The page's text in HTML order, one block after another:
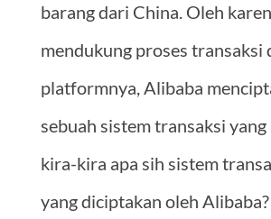
barang dari China. Oleh
mendukung proses transaksi
platformnya, Alibaba
sebuah sistem transaksi yang
kira-kira apa sih sistem
yang diciptakan oleh